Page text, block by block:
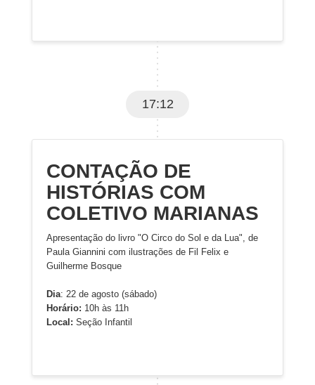
17:12
CONTAÇÃO DE
HISTÓRIAS COM
COLETIVO MARIANAS
Apresentação do livro "O Circo do Sol e da Lua", de
Paula Giannini com ilustrações de Fil Felix e
Guilherme Bosque
Dia: 22 de agosto (sábado)
Horário: 10h às 11h
Local: Seção Infantil